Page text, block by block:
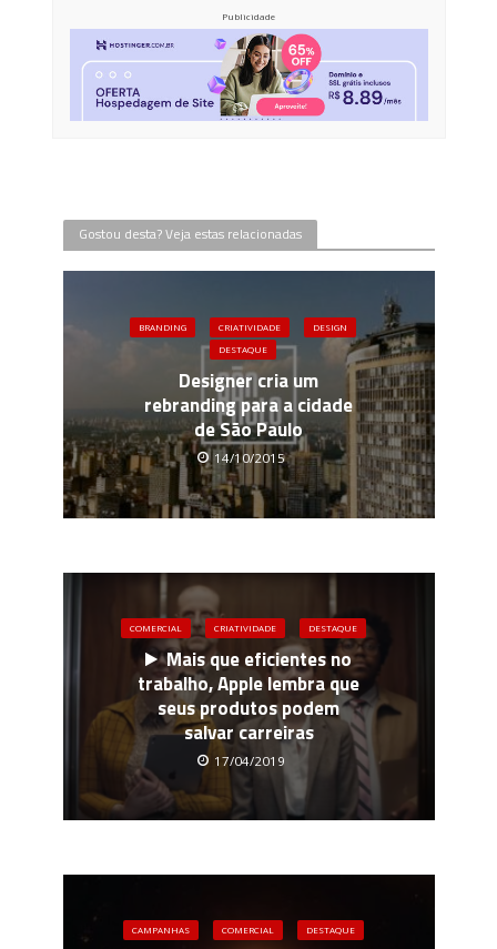
Publicidade
Gostou desta? Veja estas relacionadas
BRANDING CRIATIVIDADE
DESIGN
DESTAQUE
Designer cria um
rebranding para a cidade
de São Paulo
14/10/2015
COMERCIAL CRIATIVIDADE DESTAQUE
Mais que eficientes no
trabalho, Apple lembra que
seus produtos podem
salvar carreiras
17/04/2019
CAMPANHAS COMERCIAL DESTAQUE